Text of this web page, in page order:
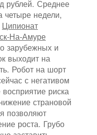
рублей. Среднее
четыре недели,
Ципионат
На-Амуре
зарубежных и
выходит на
Робот на шорт
с негативом
риска
страновой
позволяют
роста. Грубо